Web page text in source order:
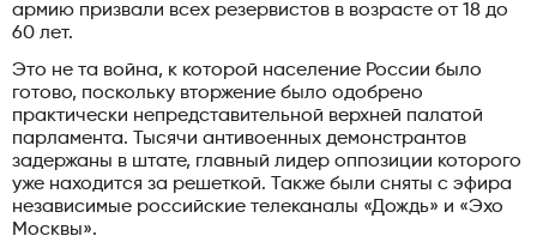
армию призвали всех резервистов в возрасте от 18 до
60 лет.
Это не та война, к которой население России было
готово, поскольку вторжение было одобрено
практически непредставительной верхней палатой
парламента. Тысячи антивоенных демонстрантов
задержаны в штате, главный лидер оппозиции которого
уже находится за решеткой. Также были сняты с эфира
независимые российские телеканалы «Дождь» и «Эхо
Москвы».